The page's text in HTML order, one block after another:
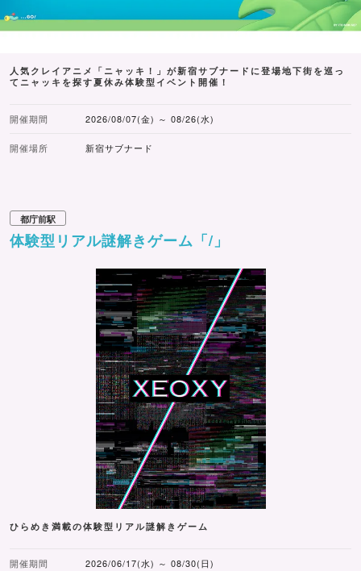
人気クレイアニメ「ニャッキ！」が新宿サブナードに登場地下街を巡っ
てニャッキを探す夏休み体験型イベント開催！
開催期間 2026/08/07(金) ～ 08/26(水)
開催場所 新宿サブナード
都庁前駅
体験型リアル謎解きゲーム「/」
ひらめき満載の体験型リアル謎解きゲーム
開催期間 2026/06/17(水) ～ 08/30(日)